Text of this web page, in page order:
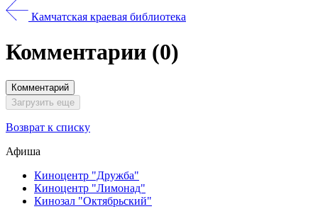
Камчатская краевая библиотека
Комментарии (0)
Комментарий
Загрузить еще
Возврат к списку
Афиша
Киноцентр "Дружба"
Киноцентр "Лимонад"
Кинозал "Октябрьский"